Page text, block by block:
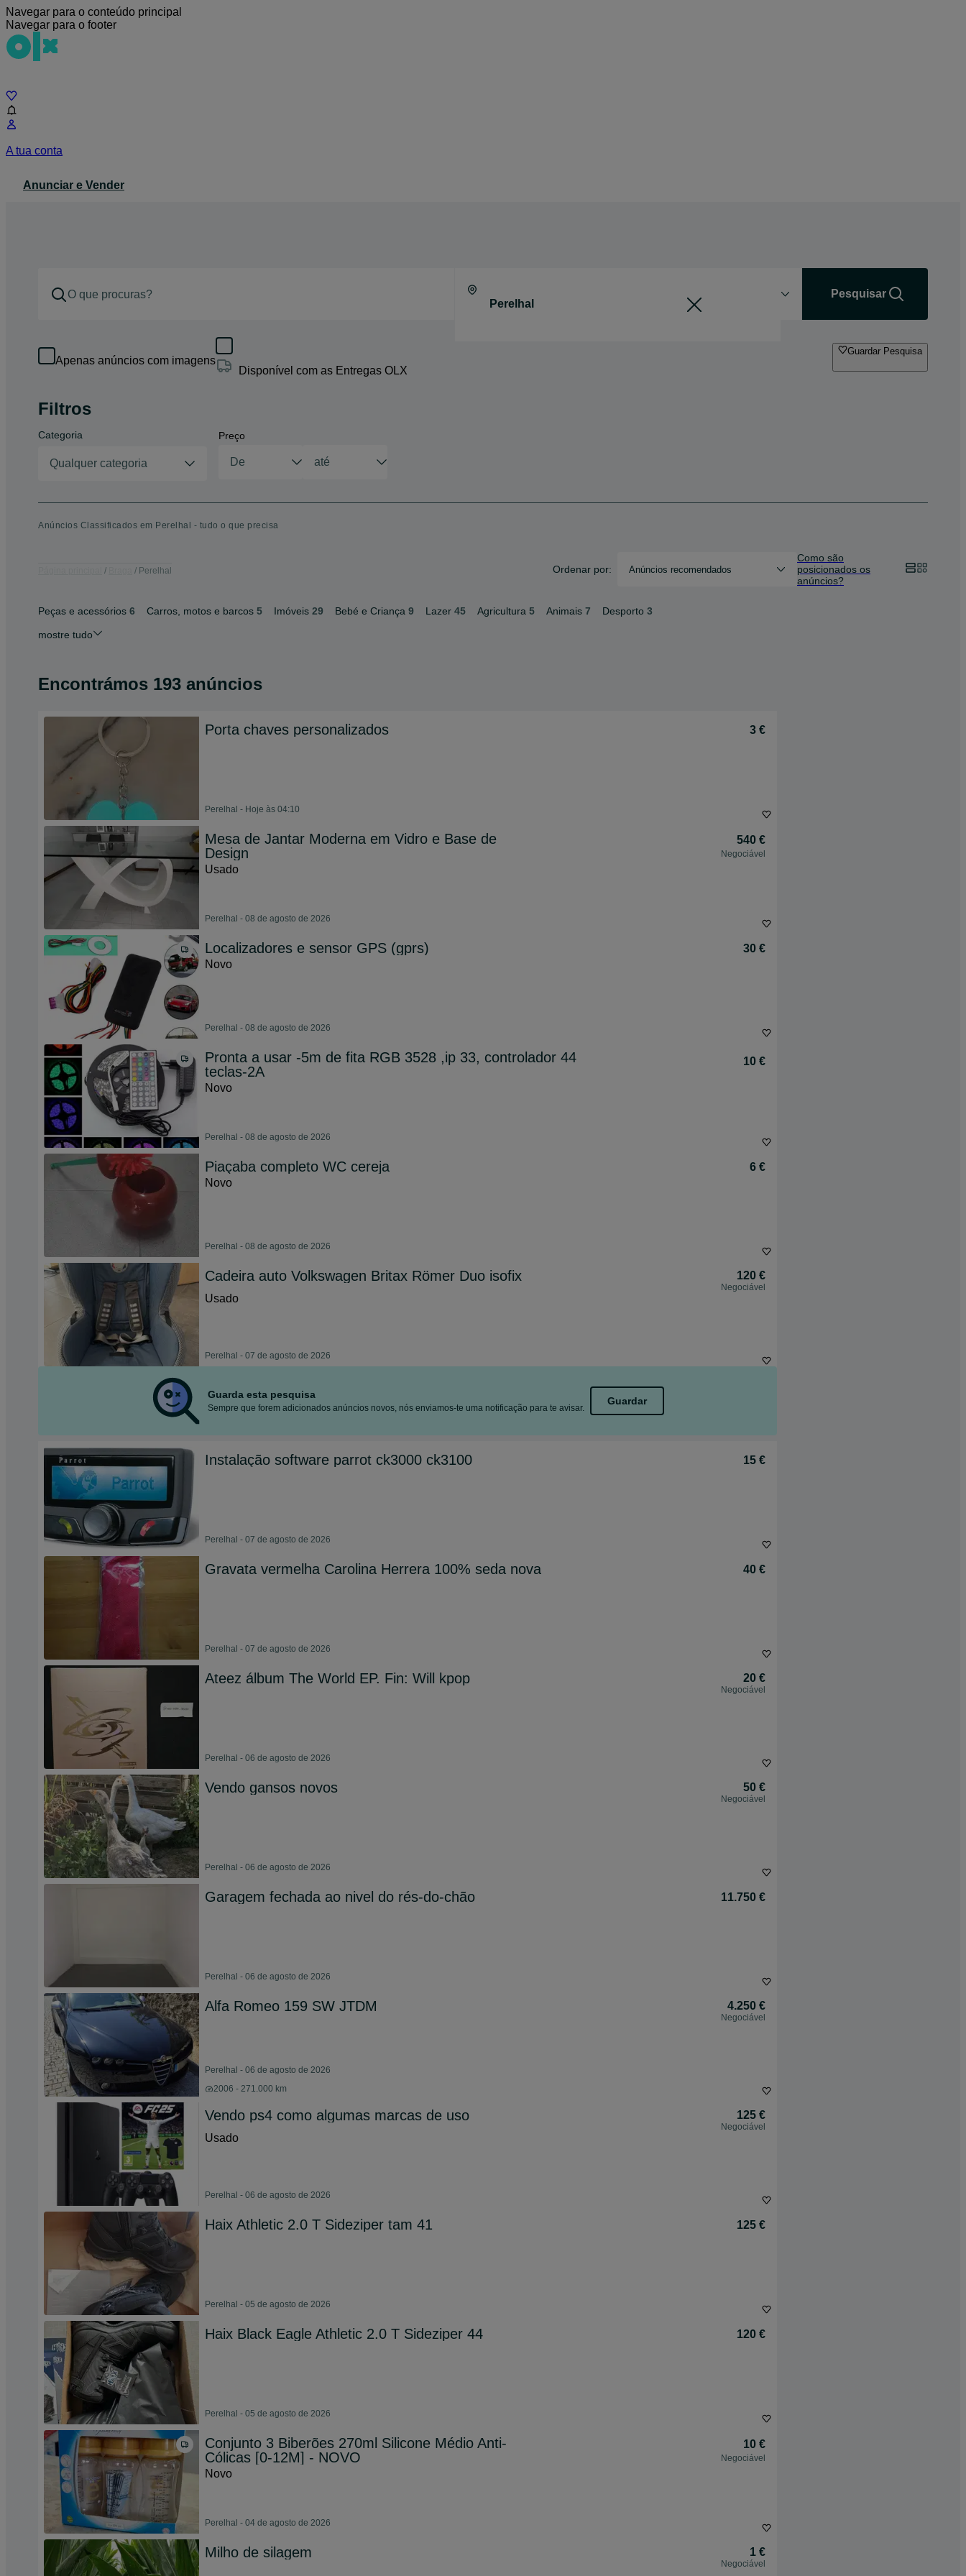
Navegar para o conteúdo principal
Navegar para o footer
A tua conta
Anunciar e Vender
Pesquisar
Apenas anúncios com imagens
Disponível com as Entregas OLX
Guardar Pesquisa
Filtros
Categoria
Qualquer categoria
Preço
Anúncios Classificados em Perelhal - tudo o que precisa
Perelhal Ordenar por: Anúncios recomendados
Como são
posicionados os
anúncios?
Peças e acessórios 6 Carros, motos e barcos 5 Imóveis 29 Bebé e Criança 9 Lazer 45 Agricultura 5 Animais 7 Desporto 3
mostre tudo
Encontrámos 193 anúncios
Porta chaves personalizados 3 €
Perelhal - Hoje às 04:10
Mesa de Jantar Moderna em Vidro e Base de
Design
540 €
Negociável
Usado
Perelhal - 08 de agosto de 2026
Localizadores e sensor GPS (gprs)
30 €
Novo
Perelhal - 08 de agosto de 2026
Pronta a usar -5m de fita RGB 3528 ,ip 33, controlador 44
teclas-2A
10 €
Novo
Perelhal - 08 de agosto de 2026
Piaçaba completo WC cereja
6 €
Novo
Perelhal - 08 de agosto de 2026
Cadeira auto Volkswagen Britax Römer Duo isofix 120 €
Negociável
Usado
Perelhal - 07 de agosto de 2026
Guarda esta pesquisa
Sempre que forem adicionados anúncios novos, nós enviamos-te uma notificação para te avisar.
Guardar
Instalação software parrot ck3000 ck3100 15 €
Perelhal - 07 de agosto de 2026
Gravata vermelha Carolina Herrera 100% seda nova 40 €
Perelhal - 07 de agosto de 2026
Ateez álbum The World EP. Fin: Will kpop 20 €
Negociável
Perelhal - 06 de agosto de 2026
Vendo gansos novos 50 €
Negociável
Perelhal - 06 de agosto de 2026
Garagem fechada ao nivel do rés-do-chão 11.750 €
Perelhal - 06 de agosto de 2026
Alfa Romeo 159 SW JTDM 4.250 €
Negociável
Perelhal - 06 de agosto de 2026
2006 - 271.000 km
Vendo ps4 como algumas marcas de uso 125 €
Negociável
Usado
Perelhal - 06 de agosto de 2026
Haix Athletic 2.0 T Sideziper tam 41 125 €
Perelhal - 05 de agosto de 2026
Haix Black Eagle Athletic 2.0 T Sideziper 44 120 €
Perelhal - 05 de agosto de 2026
Conjunto 3 Biberões 270ml Silicone Médio Anti-
Cólicas [0-12M] - NOVO
10 €
Negociável
Novo
Perelhal - 04 de agosto de 2026
Milho de silagem 1 €
Negociável